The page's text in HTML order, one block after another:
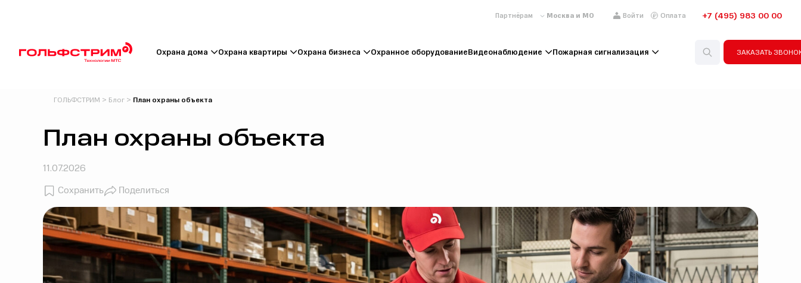
Партнёрам Москва и МО Войти Оплата +7 (495) 983 00 00
Охрана дома Охрана квартиры Охрана бизнеса Охранное оборудованиеВидеонаблюдение Пожарная сигнализация ЗАКАЗАТЬ
ГОЛЬФСТРИМ > Блог > План охраны объекта
План охраны объекта
11.07.2026
Сохранить Поделиться